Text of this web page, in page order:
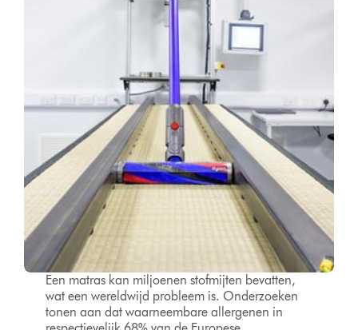
Een matras kan miljoenen stofmijten bevatten,
wat een wereldwijd probleem is. Onderzoeken
tonen aan dat waarneembare allergenen in